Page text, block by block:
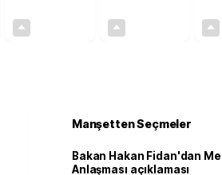
Manşetten Seçmeler
Bakan Hakan Fidan'dan
Anlaşması açıklaması